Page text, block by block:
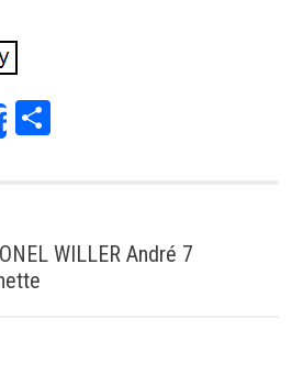
Share
WILLER André 7